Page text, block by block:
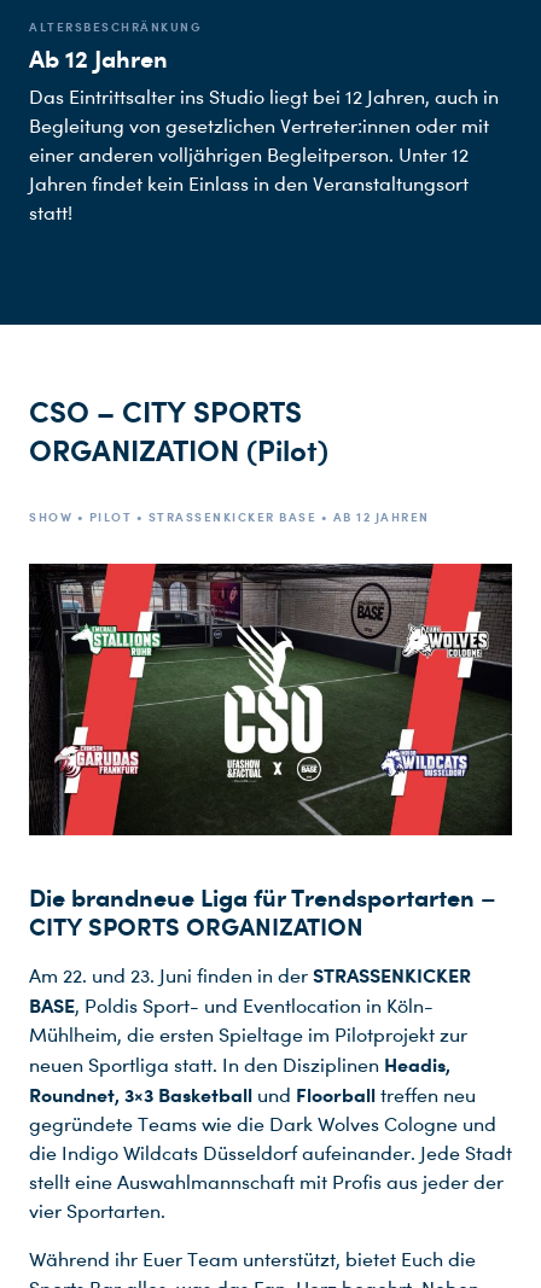
ALTERSBESCHRÄNKUNG
Ab 12 Jahren
Das Eintrittsalter ins Studio liegt bei 12 Jahren, auch in
Begleitung von gesetzlichen Vertreter:innen oder mit
einer anderen volljährigen Begleitperson. Unter 12
Jahren findet kein Einlass in den Veranstaltungsort
statt!
CSO – CITY SPORTS
ORGANIZATION (Pilot)
SHOW • PILOT • STRASSENKICKER BASE • AB 12 JAHREN
Die brandneue Liga für Trendsportarten –
CITY SPORTS ORGANIZATION
Am 22. und 23. Juni finden in der STRASSENKICKER
BASE, Poldis Sport- und Eventlocation in Köln-
Mühlheim, die ersten Spieltage im Pilotprojekt zur
neuen Sportliga statt. In den Disziplinen Headis,
Roundnet, 3×3 Basketball und Floorball treffen neu
gegründete Teams wie die Dark Wolves Cologne und
die Indigo Wildcats Düsseldorf aufeinander. Jede Stadt
stellt eine Auswahlmannschaft mit Profis aus jeder der
vier Sportarten.
Während ihr Euer Team unterstützt, bietet Euch die